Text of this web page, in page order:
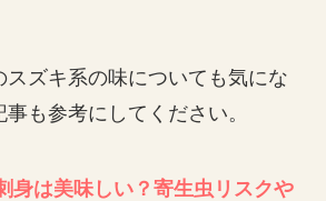
スズキ系の味についても気にな
も参考にしてください。
身は美味しい？寄生虫リスクや